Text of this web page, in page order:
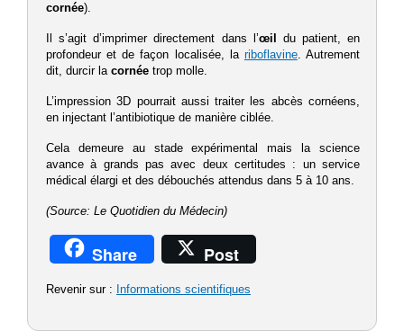
cornée).
Il s’agit d’imprimer directement dans l’œil
du patient, en
profondeur et de façon localisée, la riboflavine. Autrement
dit, durcir la cornée trop molle.
L’impression 3D pourrait aussi traiter les abcès cornéens,
en injectant l’antibiotique de manière ciblée.
Cela demeure au stade expérimental mais la science
avance à grands pas avec deux certitudes : un service
médical élargi et des débouchés attendus dans 5 à 10 ans.
(Source: Le Quotidien du Médecin)
Share Post
Revenir sur : Informations scientifiques